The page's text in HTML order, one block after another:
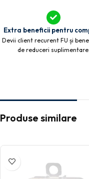
Extra beneficii pentru
Devii client recurent FU și
de reduceri suplimentare.
Produse similare